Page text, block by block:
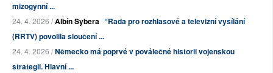
mizogynní ...
24. 4. 2026 /Albín Sybera “Rada pro rozhlasové a televizní vysílání
(RRTV) povolila sloučení ...
24. 4. 2026 /Německo má poprvé v poválečné historii vojenskou
strategii. Hlavní ...